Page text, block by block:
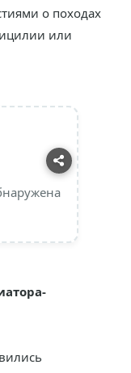
о походах
или